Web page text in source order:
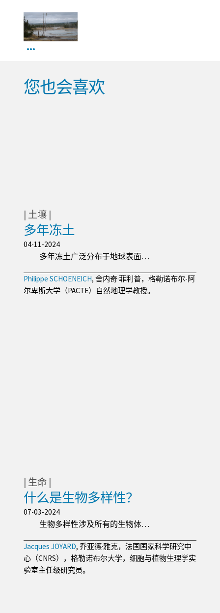
...
您也会喜欢
土壤
多年冻土
04-11-2024
多年冻土广泛分布于地球表面…
Philippe SCHOENEICH, 舍内奇·菲利普，格勒诺布尔-阿
尔卑斯大学（PACTE）自然地理学教授。
生命
什么是生物多样性？
07-03-2024
生物多样性涉及所有的生物体…
Jacques JOYARD, 乔亚德·雅克，法国国家科学研究中
心（CNRS），格勒诺布尔大学，细胞与植物生理学实
验室主任级研究员。